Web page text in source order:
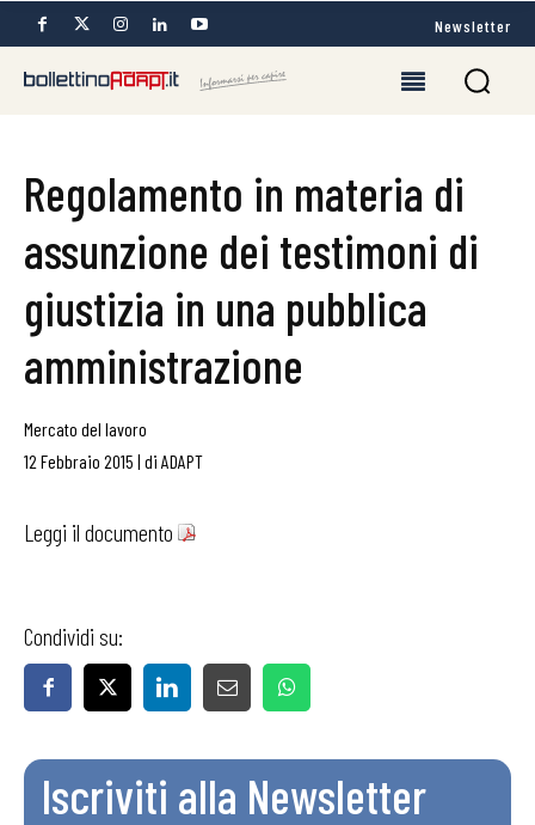
Newsletter
Regolamento in materia di
assunzione dei testimoni di
giustizia in una pubblica
amministrazione
Mercato del lavoro
12 Febbraio 2015 | di ADAPT
Leggi il documento
Condividi su:
Iscriviti alla Newsletter